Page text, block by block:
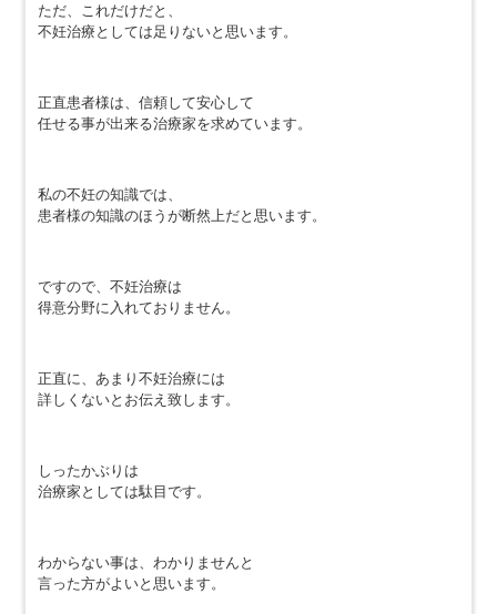
ただ、これだけだと、
不妊治療としては足りないと思います。
正直患者様は、信頼して安心して
任せる事が出来る治療家を求めています。
私の不妊の知識では、
患者様の知識のほうが断然上だと思います。
ですので、不妊治療は
得意分野に入れておりません。
正直に、あまり不妊治療には
詳しくないとお伝え致します。
しったかぶりは
治療家としては駄目です。
わからない事は、わかりませんと
言った方がよいと思います。